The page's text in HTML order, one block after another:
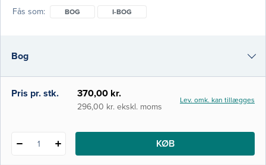
sig ud over teorierne og fokuserer aktivt på
modellen og ReDi-modellen får du konkrete
Fås som BOG I-BOG
Bog
i-bog
Pris pr. stk. 370,00 kr.
296,00 kr. ekskl. moms
Lev. omk. kan tillægges
1 KØB